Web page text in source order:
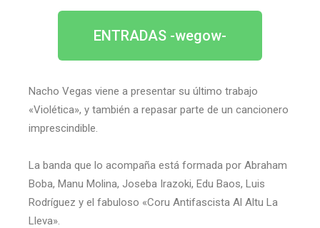
ENTRADAS -wegow-
Nacho Vegas viene a presentar su último trabajo
«Violética», y también a repasar parte de un cancionero
imprescindible.
La banda que lo acompaña está formada por Abraham
Boba, Manu Molina, Joseba Irazoki, Edu Baos, Luis
Rodríguez y el fabuloso «Coru Antifascista Al Altu La
Lleva».